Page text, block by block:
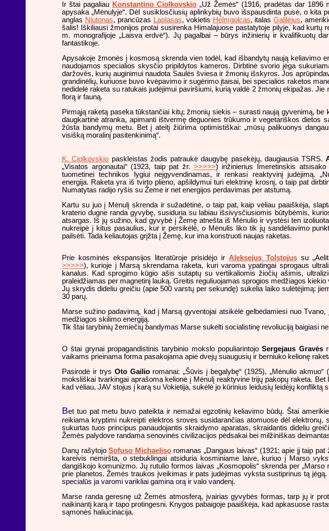
Ir štai pagaliau Konstantino Ciolkovskio „Už Žemės“ (1916, pradėtas dar 1896
apysaka „Mėnulyje“. Dėl susiklosčiusių aplinkybių buvo išspausdinta pusė, o
anglas Niutonas, prancūzas Laplasas, vokietis Helmgolcas, italasGalilėjus,
šalis! Iškiliausi žmonijos protai susirenka Himalajuose pastatytoje pilyje, kad kurtų
m. monografijoje „Laisva erdvė“). Jų pagalbai – būrys inžinierių ir kvalifikuotų
fantastikoje.
Apysakoje žmonės į kosmosą skrenda vien todėl, kad išbandytų naują keliavimo
naudojamos specialios skysčio pripildytos kameros. Dirbtinė svorio jėga
daržovės, kurių auginimui naudota Saulės šviesa ir žmonių išskyros. Jos
grandinėlių, kuriuose buvo kvėpavimo ir sugėrimo įtaisai, bei specialios raketos
nedidelė raketa su ratukais judėjimui paviršiumi, kurią valdė 2 žmonių ekipažas.
florą ir fauną.
Pirmąją raketą paseka tūkstančiai kitų; žmonių siekis – surasti naują gyvenimą,
daugkartinė atranka, apimanti ištvermę deguonies trūkumo ir vegetariškos dietos
žūsta bandymų metu. Bet į ateitį žiūrima optimistiškai: „mūsų palikuonys
visišką moralinį pasitenkinimą“.
K. Ciolkovskio paskleistas žodis patraukė daugybę pasekėjų, daugiausia TSRS.
„Visatos argonautai“ (1923, taip pat žr. >>>>>) inžinierius Imeretinskis
tuometinei technikos lygiui neįgyvendinamas, ir renkasi reaktyvinį judėjimą.
energija. Raketa yra iš tvirto plieno, apšildymui turi elektrinę krosnį, o taip pat
Numatytas radijo ryšis su Žeme ir net energijos perdavimas per atstumą.
Kartu su juo į Mėnulį skrenda ir sužadėtinė, o taip pat, kaip vėliau paaiškėja,
kraterio dugne randa gyvybę, susiduria su labiau išsivysčiusiomis būtybėmis,
atsargas. Iš jų sužino, kad gyvybė į Žemę atnešta iš Mėnulio ir vystėsi ten
nukreipė į kitus pasaulius, kur ir persikėlė, o Mėnulis liko tik jų sandėliavimo
pailsėti. Tada keliautojas grįžta į Žemę, kur ima konstruoti naujas raketas.
Prie kosminės ekspansijos literatūroje prisidėjo ir Aleksejus Tolstojussu
>>>>>), kurioje į Marsą skrendama raketa, kuri varoma ypatingai sprogaus
kanalus. Kad sprogimo kūgio ašis sutaptų su vertikaliomis žiočių ašimis,
praleidžiamas per magnetinį lauką. Greitis reguliuojamas sprogios medžiagos kiekio
Jų skrydis dideliu greičiu (apie 500 varstų per sekundę) sukelia laiko sulėtėjimą:
30 parų.
Marse sužino padavimą, kad į Marsą gyventojai atsikėlė gelbėdamiesi nuo
medžiagos skilimo energiją.
Tik štai tarybinių žemiečių bandymas Marse sukelti socialistinę revoliuciją baigiasi
O štai grynai propagandistinis tarybinio mokslo populiarintojoSergejaus Gravės
vaikams prieinama forma pasakojama apie dvejų suaugusių ir berniuko kelionę
Pasirodė ir trys Oto Gailioromanai: „Šūvis į begalybę“ (1925), „Mėnulio
moksliškai tvarkingai aprašoma kelionė į Mėnulį reaktyvine trijų pakopų raketa.
kad vėliau, JAV stojus į karą su Vokietija, sukėlė jo kūrinius leidusių leidėjų konfliktą
Bet tuo pat metu buvo pateikta ir nemažai egzotinių keliavimo būdų. Štai
reikiama kryptimi nukreipti elektros sroves susidarančias atomuose dėl
sukurtas tuos principus panaudojantis skraidymo aparatas, skraidantis dideliu
Žemės palydove randama senovinės civilizacijos pėdsakai bei milžiniškas
Danų rašytojoSofuso Michaelisoromanas „Dangaus laivas“ (1921; apie jį taip pat
kareivis nemiršta, o stebuklingai atsiduria kosminiame laive, kuriuo į Marso
dangiškojo komunizmo. Jų rutulio formos laivas „Kosmopolis“ skrenda per
prie planetos. Žemės traukos įveikimas ir pats judėjimas vyksta sustiprinus tą
specialūs ja varomi varikliai gamina orą ir valo vandenį.
Marse randa geresnę už Žemės atmosferą, įvairias gyvybės formas, tarp jų ir
naikinantį karą ir tapo protingesni. Knygos pabaigoje paaiškėja, kad apkasuose
sąmonės haliucinacija.